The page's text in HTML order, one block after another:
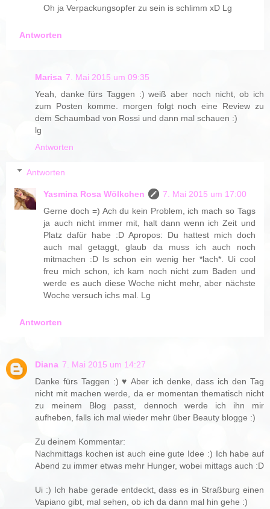
Oh ja Verpackungsopfer zu sein is schlimm xD Lg
Antworten
Marisa 7. Mai 2015 um 09:35
Yeah, danke fürs Taggen :) weiß aber noch nicht, ob ich
zum Posten komme. morgen folgt noch eine Review zu
dem Schaumbad von Rossi und dann mal schauen :)
lg
Antworten
Antworten
Yasmina Rosa Wölkchen
7. Mai 2015 um 17:00
Gerne doch =) Ach du kein Problem, ich mach so Tags
ja auch nicht immer mit, halt dann wenn ich Zeit und
Platz dafür habe :D Apropos: Du hattest mich doch
auch mal getaggt, glaub da muss ich auch noch
mitmachen :D Is schon ein wenig her *lach*. Ui cool
freu mich schon, ich kam noch nicht zum Baden und
werde es auch diese Woche nicht mehr, aber nächste
Woche versuch ichs mal. Lg
Antworten
Diana 7. Mai 2015 um 14:27
Danke fürs Taggen :) ♥ Aber ich denke, dass ich den Tag
nicht mit machen werde, da er momentan thematisch nicht
zu meinem Blog passt, dennoch werde ich ihn mir
aufheben, falls ich mal wieder mehr über Beauty blogge :)
Zu deinem Kommentar:
Nachmittags kochen ist auch eine gute Idee :) Ich habe auf
Abend zu immer etwas mehr Hunger, wobei mittags auch :D
Ui :) Ich habe gerade entdeckt, dass es in Straßburg einen
Vapiano gibt, mal sehen, ob ich da dann mal hin gehe :)